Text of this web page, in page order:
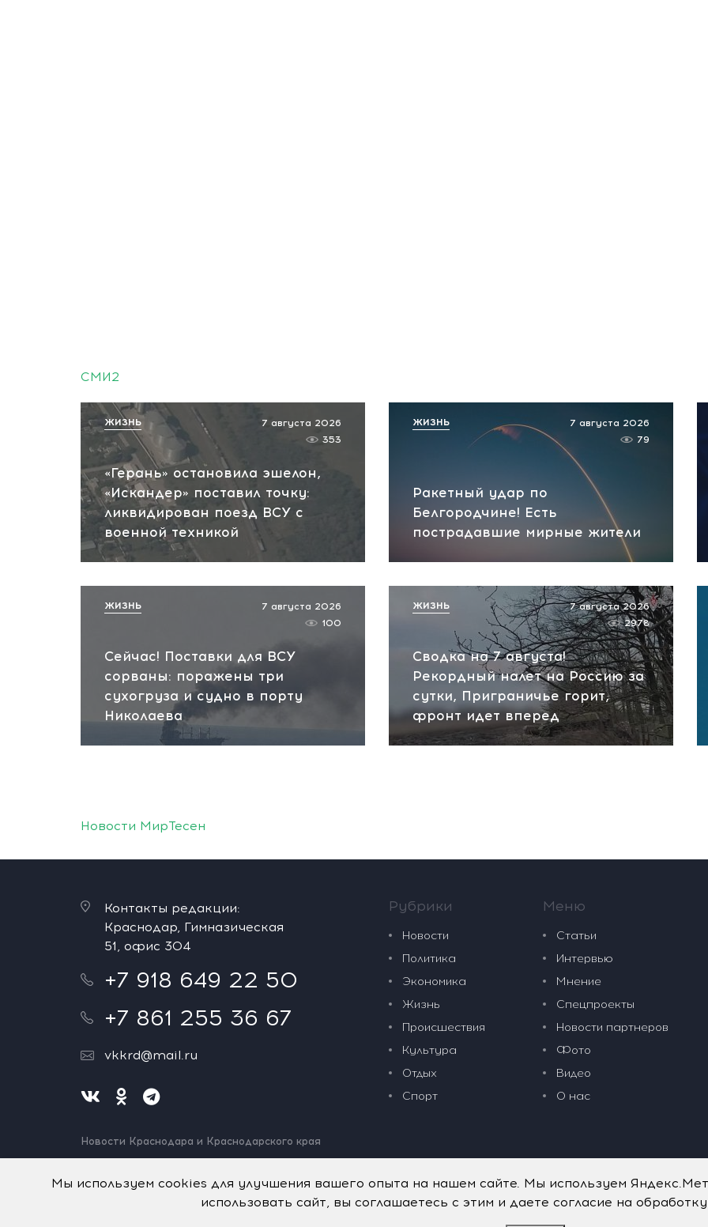
СМИ2
«Герань» остановила эшелон,
«Искандер» поставил точку:
ликвидирован поезд ВСУ с
военной техникой
7 августа 2026
353
ЖИЗНЬ
Ракетный удар по
Белгородчине! Есть
пострадавшие мирные жители
7 августа 2026
79
ЖИЗНЬ
Сейчас! Поставки для ВСУ
сорваны: поражены три
сухогруза и судно в порту
Николаева
7 августа 2026
100
ЖИЗНЬ
Сводка на 7 августа!
Рекордный налет на Россию за
сутки, Приграничье горит,
фронт идет вперед
7 августа 2026
2978
ЖИЗНЬ
Новости МирТесен
Контакты редакции:
Краснодар, Гимназическая
51, офис 304
+7 918 649 22 50
+7 861 255 36 67
vkkrd@mail.ru
Новости Краснодара и Краснодарского края
Нашли ошибку? Выделите и нажмите Ctrl+Enter.
Рубрики
Новости
Политика
Экономика
Жизнь
Происшествия
Культура
Отдых
Спорт
Меню
Статьи
Интервью
Мнение
Спецпроекты
Новости партнеров
Фото
Видео
О нас
Мы используем cookies для улучшения вашего опыта на нашем сайте. Мы используем
использовать сайт, вы соглашаетесь с этим и даете согласие на